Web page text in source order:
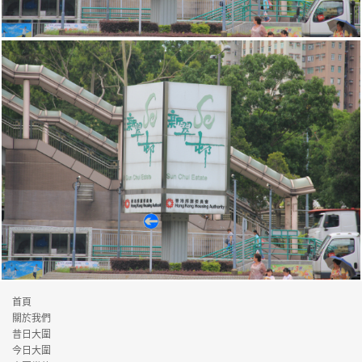
新翠
新翠
首頁
關於我們
昔日大圍
今日大圍